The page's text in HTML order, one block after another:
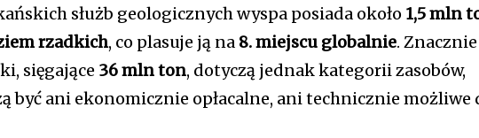
służb geologicznych wyspa posiada około 1,5 mln
rzadkich, co plasuje ją na 8. miejscu globalnie. Znacznie
sięgające 36 mln ton, dotyczą jednak kategorii zasobów,
być ani ekonomicznie opłacalne, ani technicznie możliwe